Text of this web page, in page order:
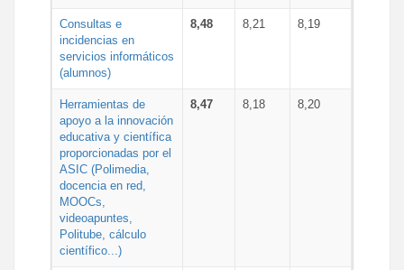
Consultas e
incidencias en
servicios informáticos
(alumnos)
8,48 8,21 8,19
Herramientas de
apoyo a la innovación
educativa y científica
proporcionadas por el
ASIC (Polimedia,
docencia en red,
MOOCs,
videoapuntes,
Politube, cálculo
científico...)
8,47 8,18 8,20